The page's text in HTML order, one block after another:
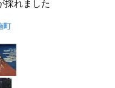
採れました